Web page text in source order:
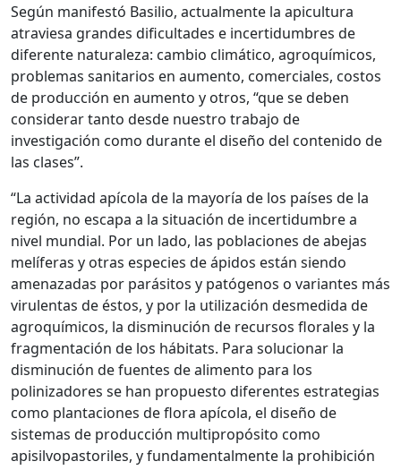
Según manifestó Basilio, actualmente la apicultura
atraviesa grandes dificultades e incertidumbres de
diferente naturaleza: cambio climático, agroquímicos,
problemas sanitarios en aumento, comerciales, costos
de producción en aumento y otros, “que se deben
considerar tanto desde nuestro trabajo de
investigación como durante el diseño del contenido de
las clases”.
“La actividad apícola de la mayoría de los países de la
región, no escapa a la situación de incertidumbre a
nivel mundial. Por un lado, las poblaciones de abejas
melíferas y otras especies de ápidos están siendo
amenazadas por parásitos y patógenos o variantes más
virulentas de éstos, y por la utilización desmedida de
agroquímicos, la disminución de recursos florales y la
fragmentación de los hábitats. Para solucionar la
disminución de fuentes de alimento para los
polinizadores se han propuesto diferentes estrategias
como plantaciones de flora apícola, el diseño de
sistemas de producción multipropósito como
apisilvopastoriles, y fundamentalmente la prohibición